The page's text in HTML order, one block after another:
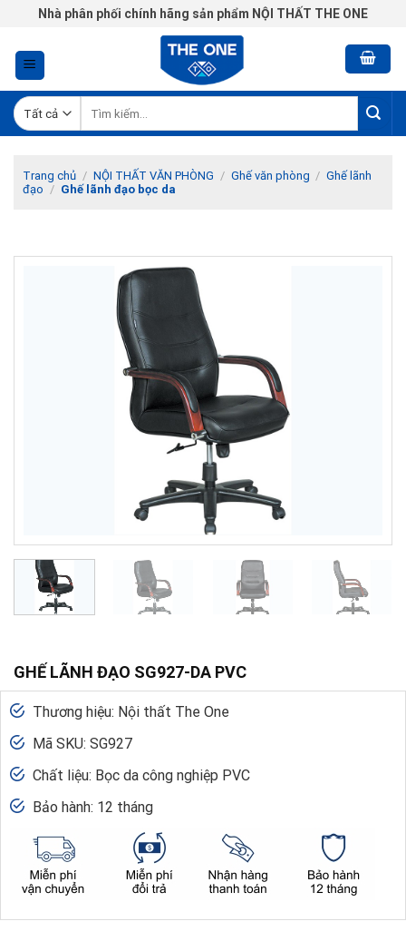
Chuyển
nội
dung
Nhà phân phối chính hãng sản phẩm NỘI THẤT THE ONE
kiếm:
Trang chủ / NỘI THẤT VĂN PHÒNG / Ghế văn phòng / Ghế lãnh
đạo / Ghế lãnh đạo bọc da
GHẾ LÃNH ĐẠO SG927-DA PVC
Thương hiệu: Nội thất The One
Mã SKU: SG927
Chất liệu: Bọc da công nghiệp PVC
Bảo hành: 12 tháng